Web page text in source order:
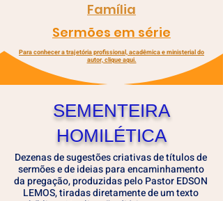
Família
Sermões em série
Para conhecer a trajetória profissional, acadêmica e ministerial do
autor, clique aqui.
SEMENTEIRA
HOMILÉTICA
Dezenas de sugestões criativas de títulos de
sermões e de ideias para encaminhamento
da pregação, produzidas pelo Pastor EDSON
LEMOS, tiradas diretamente de um texto